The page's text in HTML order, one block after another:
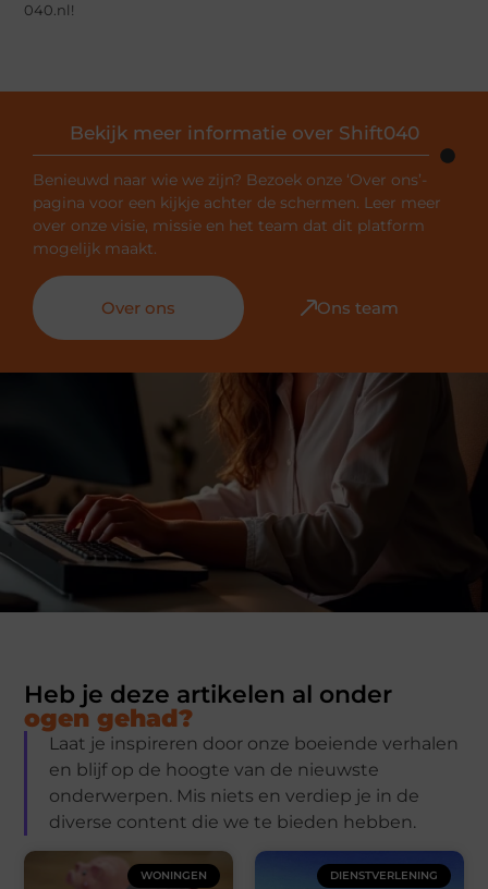
040.nl!
Bekijk meer informatie over Shift040
Benieuwd naar wie we zijn? Bezoek onze ‘Over ons’-
pagina voor een kijkje achter de schermen. Leer meer
over onze visie, missie en het team dat dit platform
mogelijk maakt.
Over ons Ons team
Heb je deze artikelen al onder
ogen gehad?
Laat je inspireren door onze boeiende verhalen
en blijf op de hoogte van de nieuwste
onderwerpen. Mis niets en verdiep je in de
diverse content die we te bieden hebben.
WONINGEN DIENSTVERLENING